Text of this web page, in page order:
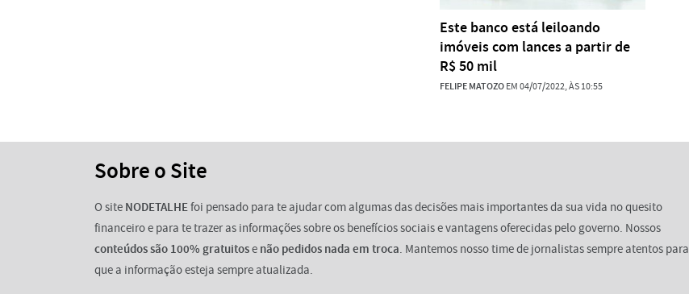
Este banco está leiloando
imóveis com lances a partir de
R$ 50 mil
FELIPE MATOZOEM 04/07/2022, ÀS 10:55
Sobre o Site
O site NODETALHEfoi pensado para te ajudar com algumas das decisões mais importantes da sua vida no quesito
financeiro e para te trazer as informações sobre os benefícios sociais e vantagens oferecidas pelo governo. Nossos
conteúdos são 100% gratuitose não pedidos nada em troca. Mantemos nosso time de jornalistas sempre atentos para
que a informação esteja sempre atualizada.